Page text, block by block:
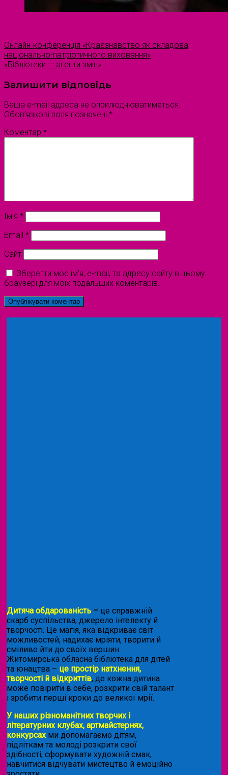
Онлайн-конференція «Краєзнавство як складова
національно-патріотичного виховання»
«Бібліотеки — агенти змін»
Залишити відповідь
Ваша e-mail адреса не оприлюднюватиметься.
Обов’язкові поля позначені *
Коментар *
Ім'я *
Email *
Сайт
Зберегти моє ім'я, e-mail, та адресу сайту в цьому
браузері для моїх подальших коментарів.
Дитяча обдарованість – це справжній
скарб суспільства, джерело інтелекту й
творчості. Це магія, яка відкриває світ
можливостей, надихає мріяти, творити й
сміливо йти до своїх вершин.
Житомирська обласна бібліотека для дітей
та юнацтва – це простір натхнення,
творчості й відкриттів, де кожна дитина
може повірити в себе, розкрити свій талант
і зробити перші кроки до великої мрії.
У наших різноманітних творчих і
літературних клубах, артмайстернях,
конкурсахми допомагаємо дітям,
підліткам та молоді розкрити свої
здібності, сформувати художній смак,
навчитися відчувати мистецтво й емоційно